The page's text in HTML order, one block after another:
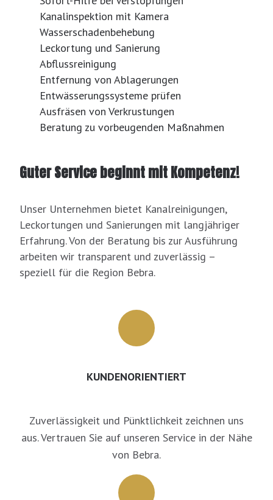
Kanalinspektion mit Kamera
Wasserschadenbehebung
Leckortung und Sanierung
Abflussreinigung
Entfernung von Ablagerungen
Entwässerungssysteme prüfen
Ausfräsen von Verkrustungen
Beratung zu vorbeugenden Maßnahmen
Guter Service beginnt mit Kompetenz!
Unser Unternehmen bietet Kanalreinigungen,
Leckortungen und Sanierungen mit langjähriger
Erfahrung. Von der Beratung bis zur Ausführung
arbeiten wir transparent und zuverlässig –
speziell für die Region Bebra.
KUNDENORIENTIERT
Zuverlässigkeit und Pünktlichkeit zeichnen uns
aus. Vertrauen Sie auf unseren Service in der Nähe
von Bebra.